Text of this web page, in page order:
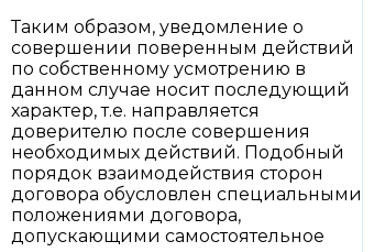
Таким образом, уведомление о
совершении поверенным действий
по собственному усмотрению в
данном случае носит последующий
характер, т.е. направляется
доверителю после совершения
необходимых действий. Подобный
порядок взаимодействия сторон
договора обусловлен специальными
положениями договора,
допускающими самостоятельное